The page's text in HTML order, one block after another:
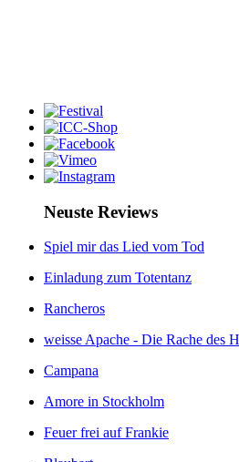
Neuste Reviews
Spiel mir das Lied vom Tod
Einladung zum Totentanz
Rancheros
weisse Apache - Die Rache des
Campana
Amore in Stockholm
Feuer frei auf Frankie